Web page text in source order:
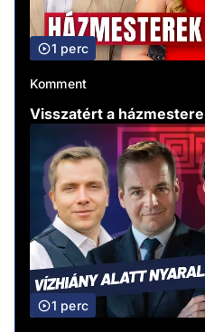
1 perc
Komment
Visszatért a
1 perc